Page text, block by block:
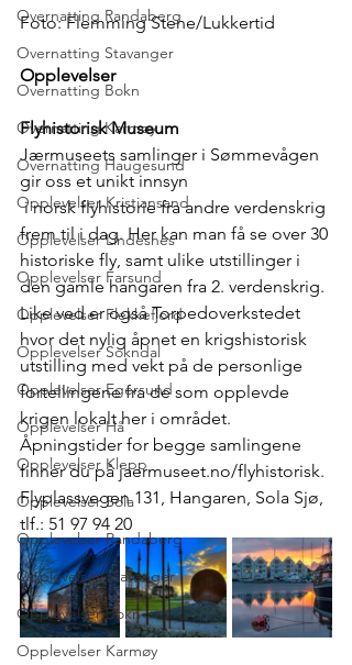
Overnatting Randaberg
Overnatting Stavanger
Overnatting Bokn
Overnatting Karmøy
Overnatting Haugesund
Opplevelser Kristiansand
Opplevelser Lindesnes
Opplevelser Farsund
Opplevelser Flekkefjord
Opplevelser Sokndal
Opplevelser Egersund
Opplevelser Hå
Opplevelser Klepp
Opplevelser Sola
Opplevelser Randaberg
Opplevelser Stavanger
Opplevelser Bokn
Opplevelser Karmøy
Foto: Flemming Stene/Lukkertid
Opplevelser
Flyhistorisk Museum
Jærmuseets samlinger i Sømmevågen
gir oss et unikt innsyn
i norsk flyhistorie fra andre verdenskrig
frem til i dag. Her kan man få se over 30
historiske fly, samt ulike utstillinger i
den gamle hangaren fra 2. verdenskrig.
Like ved er også Torpedoverkstedet
hvor det nylig åpnet en krigshistorisk
utstilling med vekt på de personlige
fortellingene fra de som opplevde
krigen lokalt her i området.
Åpningstider for begge samlingene
finner du på jaermuseet.no/flyhistorisk.
Flyplassvegen 131, Hangaren, Sola Sjø,
tlf.: 51 97 94 20